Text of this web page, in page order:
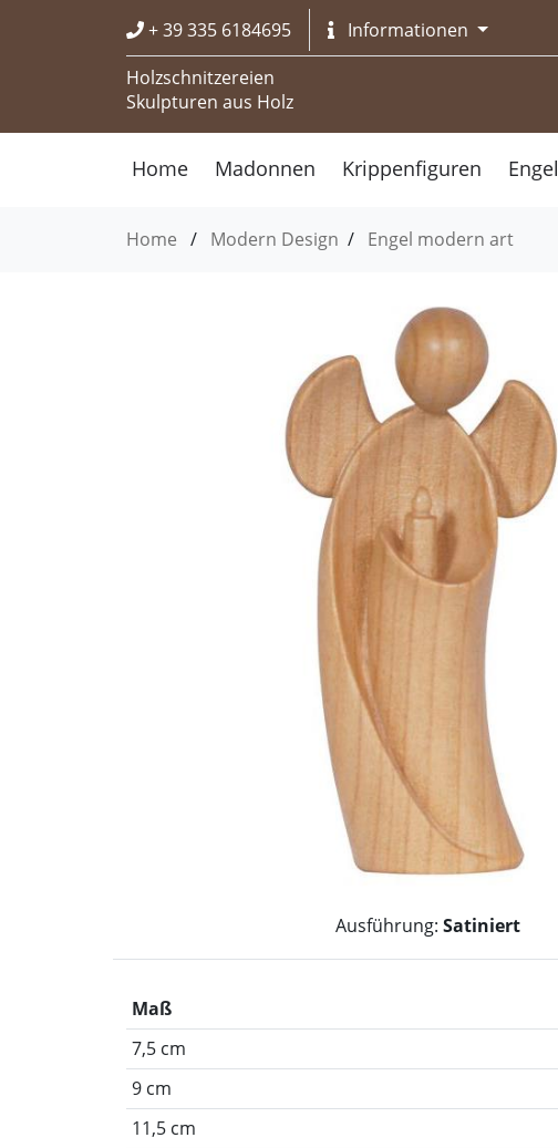
+ 39 335 6184695
Informationen
Holzschnitzereien
Skulpturen aus Holz
Home Madonnen Krippenfiguren Engel
Home / Modern Design / Engel modern art
Ausführung: Satiniert
Maß
7,5 cm
9 cm
11,5 cm